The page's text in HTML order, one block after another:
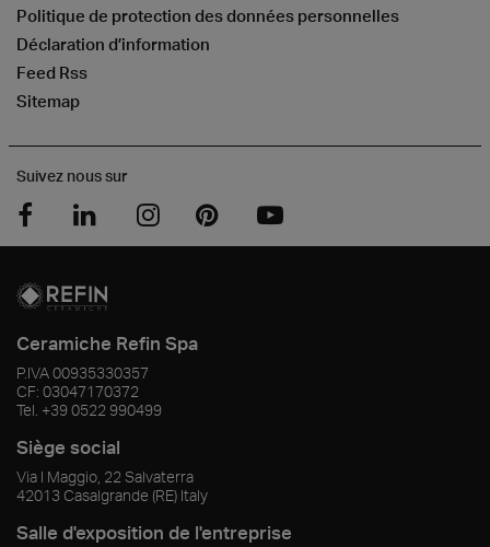
Politique de protection des données personnelles
Déclaration d’information
Feed Rss
Sitemap
Suivez nous sur
Ceramiche Refin Spa
P.IVA00935330357
CF: 03047170372
Tel. +39 0522 990499
Siège social
Via I Maggio, 22 Salvaterra
42013 Casalgrande (RE) Italy
Salle d'exposition de l'entreprise